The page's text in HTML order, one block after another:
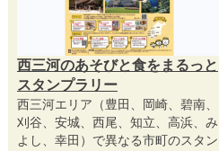
西三河のあそびと食をまるっと
スタンプラリー
西三河エリア（豊田、岡崎、碧南、
刈谷、安城、西尾、知立、高浜、み
よし、幸田）で異なる市町のスタン